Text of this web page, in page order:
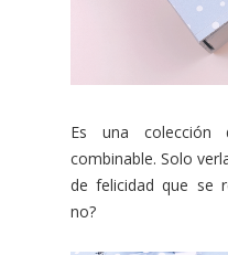
Es una colección
combinable. Solo
de felicidad que se
no?